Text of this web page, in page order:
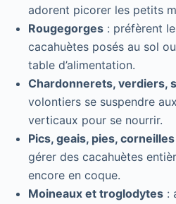
adorent picorer les petits
Rougegorges : préfèrent
cacahuètes posés au sol
table d’alimentation.
Chardonnerets, verdiers,
volontiers se suspendre
verticaux pour se nourrir.
Pics, geais, pies, corneilles
gérer des cacahuètes
encore en coque.
Moineaux et troglodytes :